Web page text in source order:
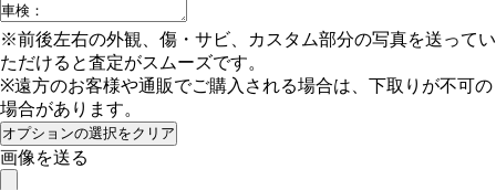
※前後左右の外観、傷・サビ、カスタム部分の写真を送ってい
ただけると査定がスムーズです。
※遠方のお客様や通販でご購入される場合は、下取りが不可の
場合があります。
オプションの選択をクリア
画像を送る